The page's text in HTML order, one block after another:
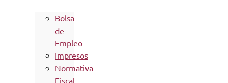
Bolsa
de
Empleo
Impresos
Normativa
Fiscal